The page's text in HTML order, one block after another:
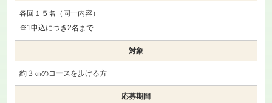
各回１５名（同一内容）
※1申込につき2名まで
対象
約３㎞のコースを歩ける方
応募期間